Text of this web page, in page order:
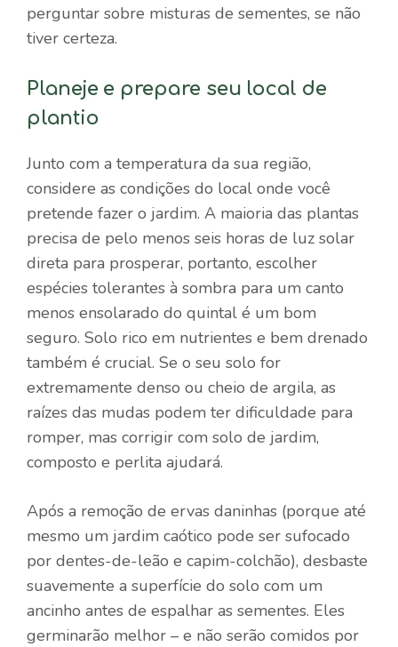
perguntar sobre misturas de sementes, se não
tiver certeza.
Planeje e prepare seu local de
plantio
Junto com a temperatura da sua região,
considere as condições do local onde você
pretende fazer o jardim. A maioria das plantas
precisa de pelo menos seis horas de luz solar
direta para prosperar, portanto, escolher
espécies tolerantes à sombra para um canto
menos ensolarado do quintal é um bom
seguro. Solo rico em nutrientes e bem drenado
também é crucial. Se o seu solo for
extremamente denso ou cheio de argila, as
raízes das mudas podem ter dificuldade para
romper, mas corrigir com solo de jardim,
composto e perlita ajudará.
Após a remoção de ervas daninhas (porque até
mesmo um jardim caótico pode ser sufocado
por dentes-de-leão e capim-colchão), desbaste
suavemente a superfície do solo com um
ancinho antes de espalhar as sementes. Eles
germinarão melhor – e não serão comidos por